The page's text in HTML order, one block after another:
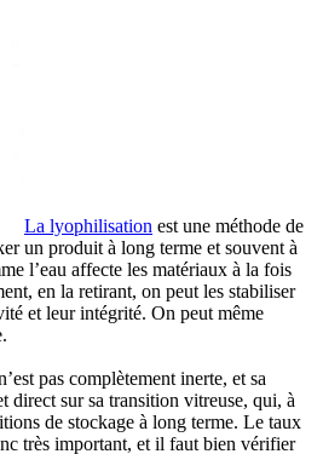
La lyophilisation est une méthode de
un produit à long terme et souvent à
l’eau affecte les matériaux à la fois
en la retirant, on peut les stabiliser
et leur intégrité. On peut même
pas complètement inerte, et sa
direct sur sa transition vitreuse, qui, à
de stockage à long terme. Le taux
très important, et il faut bien vérifier